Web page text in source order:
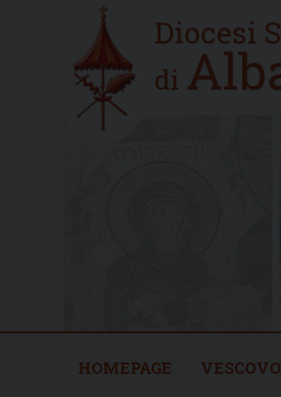
Home
new
HOMEPAGE VESCOVO